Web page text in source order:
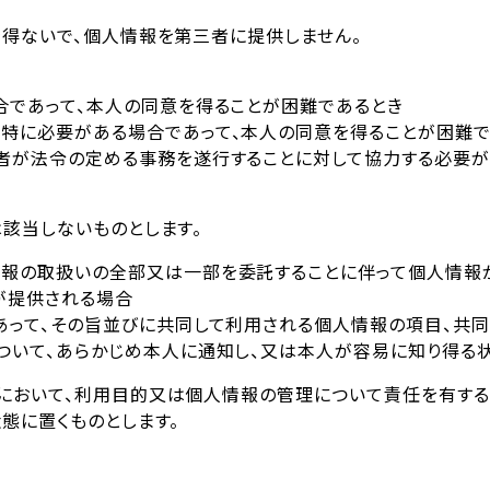
ないで、個人情報を第三者に提供しません。
あって、本人の同意を得ることが困難であるとき
必要がある場合であって、本人の同意を得ることが困難
法令の定める事務を遂行することに対して協力する必要
当しないものとします。
取扱いの全部又は一部を委託することに伴って個人情報
提供される場合
て、その旨並びに共同して利用される個人情報の項目、共
て、あらかじめ本人に通知し、又は本人が容易に知り得る
いて、利用目的又は個人情報の管理について責任を有す
に置くものとします。